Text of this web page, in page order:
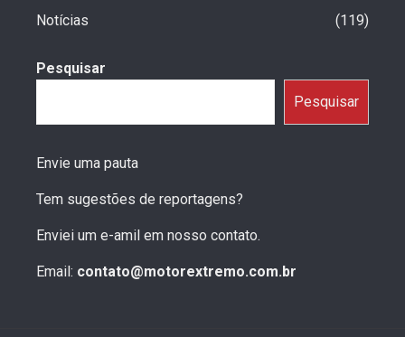
Notícias
119
Pesquisar
Pesquisar
Envie uma pauta
Tem sugestões de reportagens?
Enviei um e-amil em nosso contato.
Email: contato@motorextremo.com.br